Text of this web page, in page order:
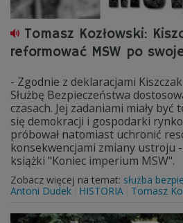
Tomasz Kozłowski:
reformować MSW po
- Zgodnie z deklaracjami
Służbę Bezpieczeństwa
czasach. Jej zadaniami miały
się demokracji i gospodarki
próbował natomiast uchronić
konsekwencjami zmiany ustroju
książki "Koniec imperium MSW".
Zobacz więcej na temat: służba
Antoni Dudek
HISTORIA Tomasz